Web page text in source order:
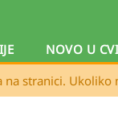
NOVO U
stranici.